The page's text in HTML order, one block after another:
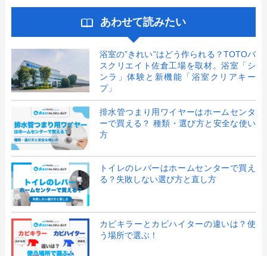
あわせて読みたい
浴室の”きれい”はどう作られる？TOTOバ
スクリエイト佐倉工場を取材。浴室「シ
ンラ」体験と新機能「浴室クリアキー
プ」
排水管つまり用ワイヤーはホームセンタ
ーで買える？ 種類・選び方と安全な使い
方
トイレのレバーはホームセンターで買え
る？失敗しない選び方と直し方
カビキラーとカビハイターの違いは？使
う場所で選ぶ！